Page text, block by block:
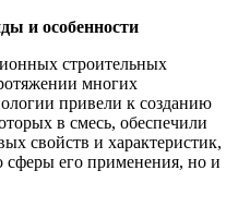
и особенности
строительных
многих
привели к созданию
в смесь, обеспечили
свойств и характеристик,
сферы его применения, но и